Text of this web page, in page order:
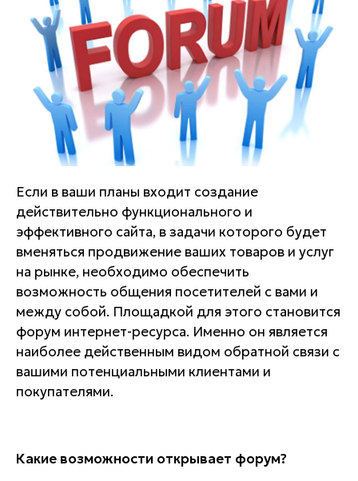
Если в ваши планы входит создание
действительно функционального и
эффективного сайта, в задачи которого будет
вменяться продвижение ваших товаров и услуг
на рынке, необходимо обеспечить
возможность общения посетителей с вами и
между собой. Площадкой для этого становится
форум интернет-ресурса. Именно он является
наиболее действенным видом обратной связи с
вашими потенциальными клиентами и
покупателями.
Какие возможности открывает форум?